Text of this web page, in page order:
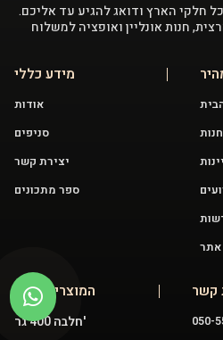
חלקי הארץ ודואג להגיע עד אליכם.
מידע כללי
אודות
סניפים
יצירת קשר
ספר מתכונים
חנות
המוצרים שלנו
חלבה 400 גר'
קשר